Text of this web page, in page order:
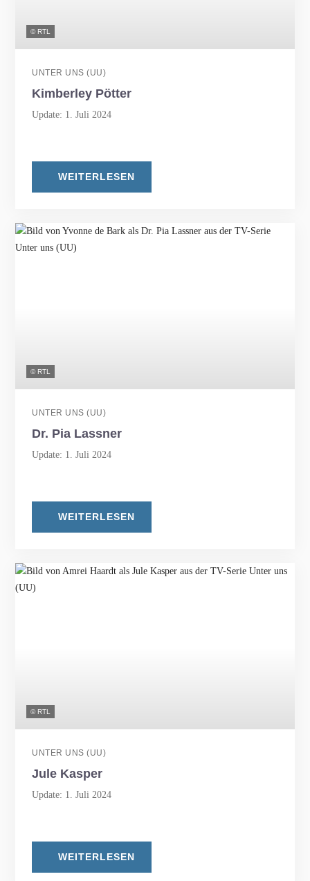
© RTL
UNTER UNS (UU)
Kimberley Pötter
Update: 1. Juli 2024
WEITERLESEN
© RTL
UNTER UNS (UU)
Dr. Pia Lassner
Update: 1. Juli 2024
WEITERLESEN
© RTL
UNTER UNS (UU)
Jule Kasper
Update: 1. Juli 2024
WEITERLESEN